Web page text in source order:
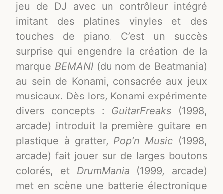
jeu de DJ avec un contrôleur intégré
imitant des platines vinyles et des
touches de piano. C’est un succès
surprise qui engendre la création de la
marque BEMANI(du nom de Beatmania)
au sein de Konami, consacrée aux jeux
musicaux. Dès lors, Konami expérimente
divers concepts : GuitarFreaks(1998,
arcade) introduit la première guitare en
plastique à gratter, Pop’n Music (1998,
arcade) fait jouer sur de larges boutons
colorés, et DrumMania (1999, arcade)
met en scène une batterie électronique